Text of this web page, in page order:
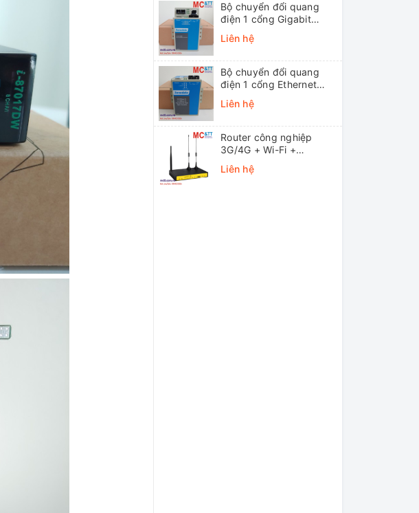
Bộ chuyển đổi quang
điện 1 cổng Gigabit
Ethernet 3Onedata
MODEL3012-S-SC-
mode, SC, 20KM)
Liên hệ
Bộ chuyển đổi quang
điện 1 cổng Ethernet
3onedata MODEL1100-
S-SC-20KM (Dual fiber,
Liên hệ
Router công nghiệp
3G/4G + Wi-Fi +
APN/VPN Four-Faith
F3436
Liên hệ